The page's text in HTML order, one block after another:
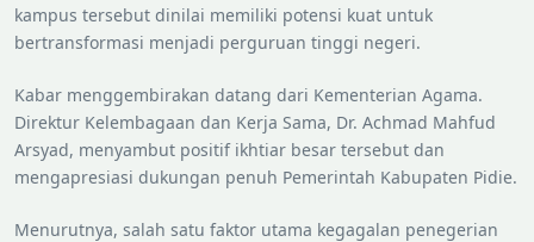
kampus tersebut dinilai memiliki potensi kuat untuk
bertransformasi menjadi perguruan tinggi negeri.
Kabar menggembirakan datang dari Kementerian Agama.
Direktur Kelembagaan dan Kerja Sama, Dr. Achmad Mahfud
Arsyad, menyambut positif ikhtiar besar tersebut dan
mengapresiasi dukungan penuh Pemerintah Kabupaten Pidie.
Menurutnya, salah satu faktor utama kegagalan penegerian